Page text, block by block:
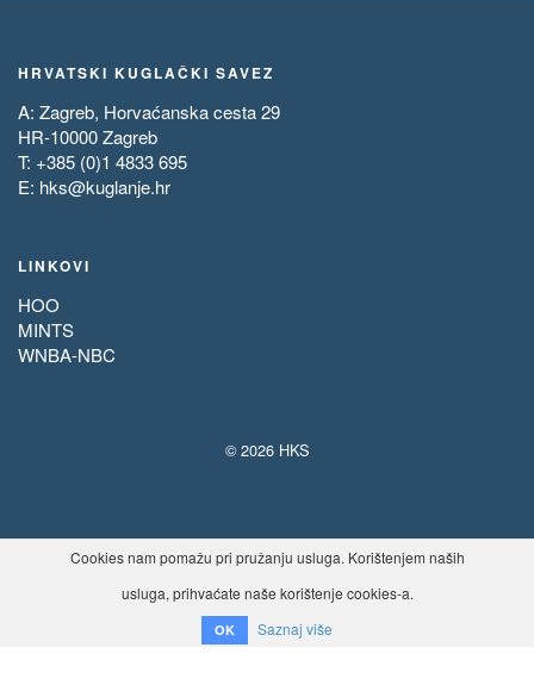
HRVATSKI KUGLAČKI SAVEZ
A: Zagreb, Horvaćanska cesta 29
HR-10000 Zagreb
T: +385 (0)1 4833 695
E: hks@kuglanje.hr
LINKOVI
HOO
MINTS
WNBA-NBC
© 2026 HKS
Cookies nam pomažu pri pružanju usluga. Korištenjem naših
usluga, prihvaćate naše korištenje cookies-a.
OK Saznaj više